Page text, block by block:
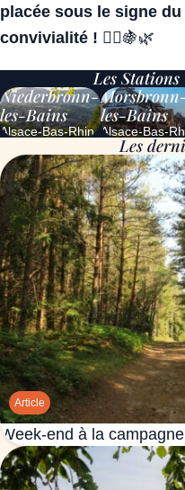
placée sous le signe
convivialité ! 🚴‍♀️🍇🌿
Les Stations
Niederbronn-
les-Bains
Alsace-Bas-Rhin
les-Bains
Alsace-Bas-
Les
Article
Week-end à la